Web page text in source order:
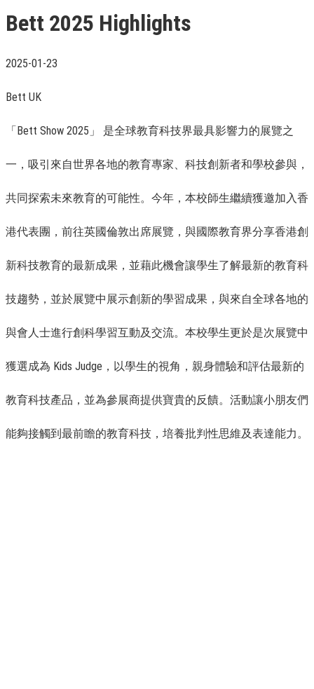
Bett 2025 Highlights
2025-01-23
Bett UK
「Bett Show 2025」 是全球教育科技界最具影響力的展覽之
一，吸引來自世界各地的教育專家、科技創新者和學校參與，
共同探索未來教育的可能性。今年，本校師生繼續獲邀加入香
港代表團，前往英國倫敦出席展覽，與國際教育界分享香港創
新科技教育的最新成果，並藉此機會讓學生了解最新的教育科
技趨勢，並於展覽中展示創新的學習成果，與來自全球各地的
與會人士進行創科學習互動及交流。本校學生更於是次展覽中
獲選成為 Kids Judge，以學生的視角，親身體驗和評估最新的
教育科技產品，並為參展商提供寶貴的反饋。活動讓小朋友們
能夠接觸到最前瞻的教育科技，培養批判性思維及表達能力。